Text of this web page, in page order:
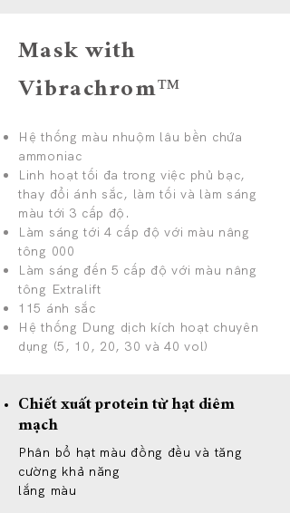
Mask with
Vibrachrom™
Hệ thống màu nhuộm lâu bền chứa
ammoniac
Linh hoạt tối đa trong việc phủ bạc,
thay đổi ánh sắc, làm tối và làm sáng
màu tới 3 cấp độ.
Làm sáng tới 4 cấp độ với màu nâng
tông 000
Làm sáng đến 5 cấp độ với màu nâng
tông Extralift
115 ánh sắc
Hệ thống Dung dịch kích hoạt chuyên
dụng (5, 10, 20, 30 và 40 vol)
Chiết xuất protein từ hạt diêm
mạch
Phân bổ hạt màu đồng đều và tăng
cường khả năng
lắng màu